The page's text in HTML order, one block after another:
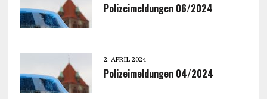
Polizeimeldungen 06/2024
2. APRIL 2024
Polizeimeldungen 04/2024